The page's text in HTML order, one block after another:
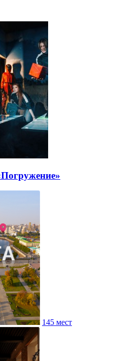
145 мест